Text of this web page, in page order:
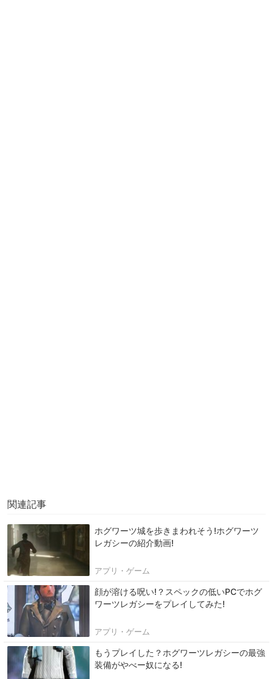
関連記事
ホグワーツ城を歩きまわれそう!ホグワーツ
レガシーの紹介動画!
アプリ・ゲーム
顔が溶ける呪い!？スペックの低いPCでホグ
ワーツレガシーをプレイしてみた!
アプリ・ゲーム
もうプレイした？ホグワーツレガシーの最強
装備がやべー奴になる!